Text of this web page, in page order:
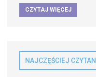
CZYTAJ WIĘCEJ
NAJCZĘŚCIEJ